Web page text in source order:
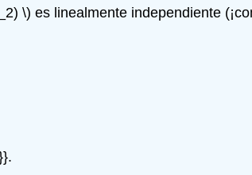
\) es linealmente independiente